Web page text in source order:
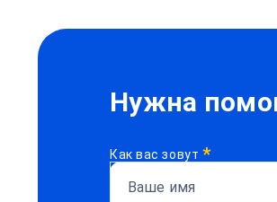
Нужна
Как вас зовут *